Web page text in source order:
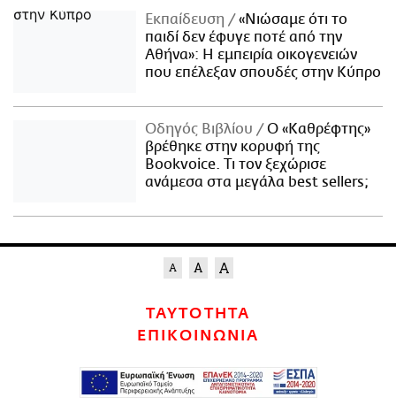
Εκπαίδευση
«Νιώσαμε ότι το
παιδί δεν έφυγε ποτέ από την
Αθήνα»: Η εμπειρία οικογενειών
που επέλεξαν σπουδές στην Κύπρο
Οδηγός Βιβλίου
Ο «Καθρέφτης»
βρέθηκε στην κορυφή της
Bookvoice. Τι τον ξεχώρισε
ανάμεσα στα μεγάλα best sellers;
ΤΑΥΤΟΤΗΤΑ
ΕΠΙΚΟΙΝΩΝΙΑ